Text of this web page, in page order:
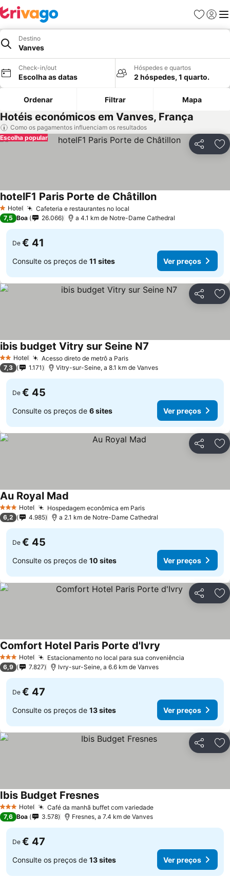
Favoritos
Iniciar
Destino
Vanves
Check-in/out
Escolha as datas
Hóspedes e quartos
2 hóspedes, 1 quarto.
Ordenar Filtrar Mapa
Hotéis económicos em Vanves, França
Como os pagamentos influenciam os resultados
Partilhar
Escolha popular
1 Estrelas
Hotel Cafeteria e restaurantes no local
hotelF1 Paris Porte de Châtillon
7,5 Boa 26.066 a 4.1 km de Notre-Dame Cathedral
De € 41
Consulte os preços de 11 sites Ver preços
Partilhar
2 Estrelas
Hotel Acesso direto de metrô a Paris
ibis budget Vitry sur Seine N7
7,3 1.171 Vitry-sur-Seine, a 8.1 km de Vanves
De € 45
Consulte os preços de 6 sites Ver preços
Partilhar
3 EstrelasHotel Hospedagem econômica em Paris
Au Royal Mad
6,2 4.985 a 2.1 km de Notre-Dame Cathedral
De € 45
Consulte os preços de 10 sites Ver preços
Partilhar
3 EstrelasHotel Estacionamento no local para sua conveniência
Comfort Hotel Paris Porte d'Ivry
6,9 7.827 Ivry-sur-Seine, a 6.6 km de Vanves
De € 47
Consulte os preços de 13 sites Ver preços
Partilhar
3 EstrelasHotel Café da manhã buffet com variedade
Ibis Budget Fresnes
7,6 Boa 3.578 Fresnes, a 7.4 km de Vanves
De € 47
Consulte os preços de 13 sites Ver preços